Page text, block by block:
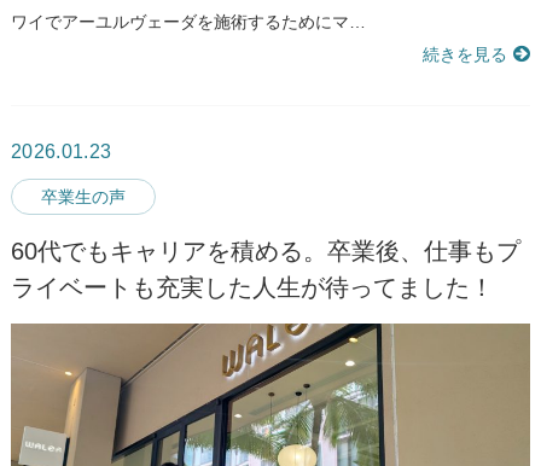
ワイでアーユルヴェーダを施術するためにマ…
続きを見る
2026.01.23
卒業生の声
60代でもキャリアを積める。卒業後、仕事もプ
ライベートも充実した人生が待ってました！